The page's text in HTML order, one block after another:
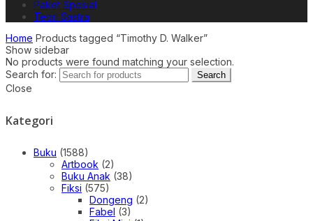
Paket Spesial
Teori Sastra
Home Products tagged “Timothy D. Walker”
Show sidebar
No products were found matching your selection.
Search for:
Search
Close
Kategori
Buku (1588)
Artbook (2)
Buku Anak (38)
Fiksi (575)
Dongeng (2)
Fabel (3)